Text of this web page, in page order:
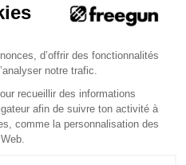
graphiques et détails signature
Les coloris classiques comme le
plus originales pour permettre à
à son style. Faciles à
une paire de baskets, ces shorts
du dressing junior.
représente un véritable état d'esprit.
du
d’offrir des fonctionnalités
notre trafic.
recueillir des informations
afin de suivre ton activité à
comme la personnalisation des